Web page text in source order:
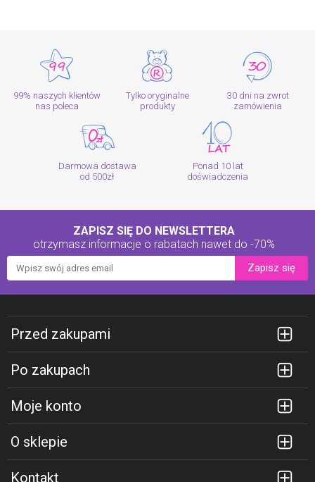
99% naszych klientów
nas poleca
Tylko oryginalne
produkty
30 dni na zwrot
zamówienia
Darmowa dostawa
od 500zł
Ponad 10 lat
doświadczenia
ZAPISZ SIĘ DO NEWSLETTERA
otrzymasz informacje o rabatach nawet do -70%
Zapisz się
Przed zakupami
Po zakupach
Moje konto
O sklepie
Kontakt